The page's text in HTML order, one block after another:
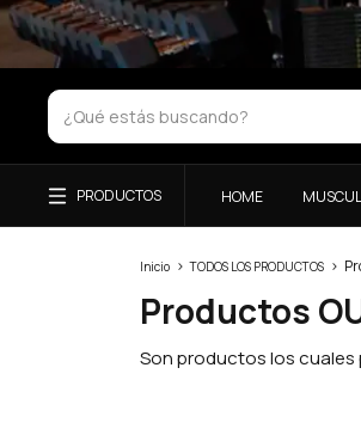
HOME
Inicio > TODOS LOS PRODUCTOS >
Productos
Son productos los